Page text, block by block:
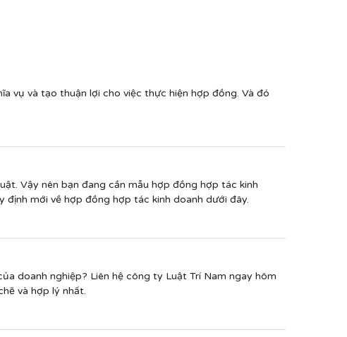
vụ và tạo thuận lợi cho việc thực hiện hợp đồng. Và đó
Vậy nên bạn đang cần mẫu hợp đồng hợp tác kinh
định mới về hợp đồng hợp tác kinh doanh dưới đây.
doanh nghiệp? Liên hệ công ty Luật Trí Nam ngay hôm
và hợp lý nhất.